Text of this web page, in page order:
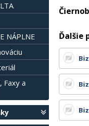
NÁPLNE
Faxy a
Ďalšie